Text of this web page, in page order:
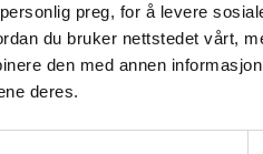
preg, for å levere
du bruker nettstedet vårt,
den med annen
deres.